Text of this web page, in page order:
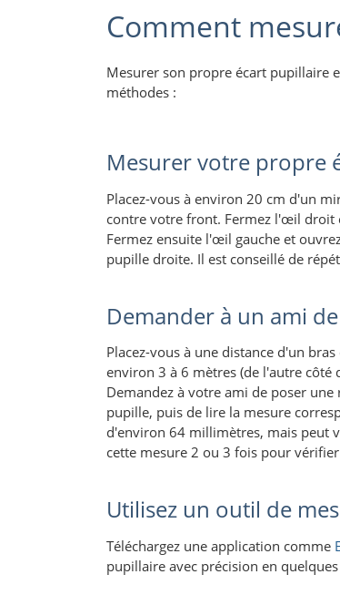
Comment
Mesurer son propre écart pupillaire
méthodes :
Mesurer votre propre
Placez-vous à environ 20 cm d'un
contre votre front. Fermez l'œil droit
Fermez ensuite l'œil gauche et
pupille droite. Il est conseillé de
Demander à un ami
Placez-vous à une distance d'un
environ 3 à 6 mètres (de l'autre côté
Demandez à votre ami de poser
pupille, puis de lire la mesure
d'environ 64 millimètres, mais peut
cette mesure 2 ou 3 fois pour
Utilisez un outil de
Téléchargez une application comme
pupillaire avec précision en quelques